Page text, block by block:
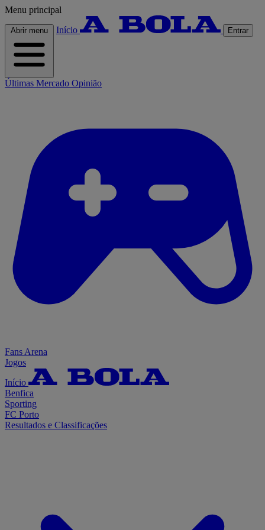
Menu principal
Abrir menu Início Entrar
Últimas Mercado Opinião
Fans Arena
Jogos
Início
Benfica
Sporting
FC Porto
Resultados e Classificações